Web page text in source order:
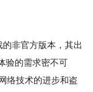
的非官方版本，其出
验的需求密不可
络技术的进步和盗